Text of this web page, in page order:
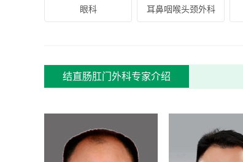
眼科 耳鼻咽喉头颈外科
结直肠肛门外科专家介绍